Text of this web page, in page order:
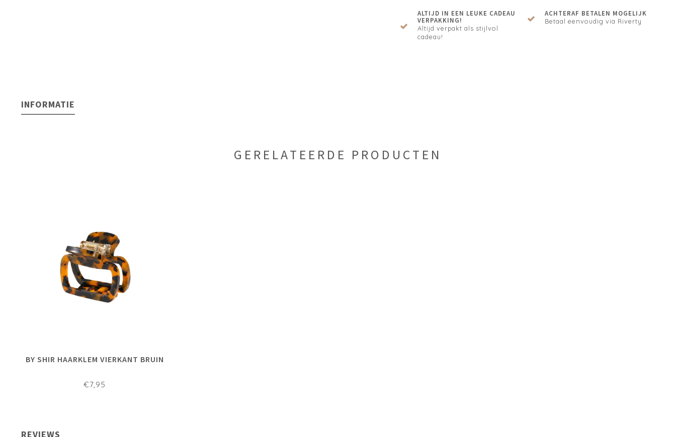
ALTIJD IN EEN LEUKE CADEAU
VERPAKKING!
Altijd verpakt als stijlvol
cadeau!
ACHTERAF BETALEN MOGELIJK
Betaal eenvoudig via Riverty
INFORMATIE
GERELATEERDE PRODUCTEN
BY SHIR HAARKLEM VIERKANT BRUIN
€7,95
REVIEWS